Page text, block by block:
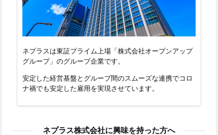
ネプラスは東証プライム上場「株式会社オープンアップ
グループ」のグループ企業です。
安定した経営基盤とグループ間のスムーズな連携でコロ
ナ禍でも安定した雇用を実現させています。
ネプラス株式会社に興味を持った方へ